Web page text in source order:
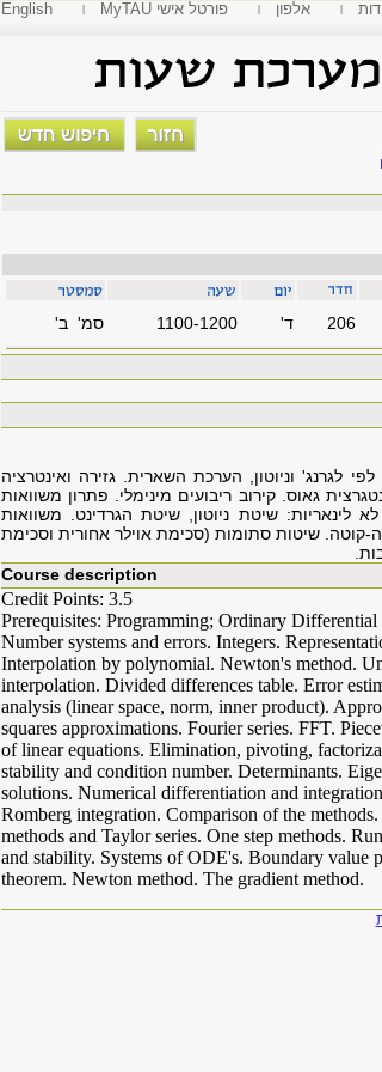
English MyTAU פורטל אישי אלפון
סמ' ב' 1100-1200 'ד 206
לגרנג' וניוטון, הערכת השארית. גזירה ואינטרציה
גאוס. קירוב ריבועים מינימלי. פתרון משוואות
לינאריות: שיטת ניוטון, שיטת הגרדינט. משוואות
קוטה. שיטות סתומות (סכימת אוילר אחורית וסכימת
Course description
Credit Points: 3.5
Prerequisites: Programming; Ordinary Differential
Number systems and errors. Integers.
Interpolation by polynomial. Newton's method.
interpolation. Divided differences table. Error
analysis (linear space, norm, inner product).
squares approximations. Fourier series. FFT.
of linear equations. Elimination, pivoting,
stability and condition number. Determinants.
solutions. Numerical differentiation and
Romberg integration. Comparison of the
methods and Taylor series. One step methods.
and stability. Systems of ODE's. Boundary value
theorem. Newton method. The gradient method.